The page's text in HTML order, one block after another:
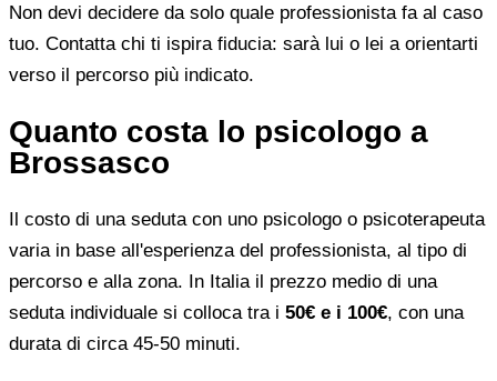
Non devi decidere da solo quale professionista fa al caso
tuo. Contatta chi ti ispira fiducia: sarà lui o lei a orientarti
verso il percorso più indicato.
Quanto costa lo psicologo a
Brossasco
Il costo di una seduta con uno psicologo o psicoterapeuta
varia in base all'esperienza del professionista, al tipo di
percorso e alla zona. In Italia il prezzo medio di una
seduta individuale si colloca tra i 50€ e i 100€, con una
durata di circa 45-50 minuti.